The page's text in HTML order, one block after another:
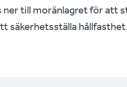
till moränlagret för att
säkerhetsställa